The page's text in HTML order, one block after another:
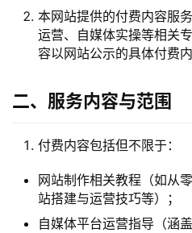
本网站提供的付费内容服
运营、自媒体实操等相关
容以网站公示的具体付费内
二、服务内容与范围
付费内容包括但不限于：
网站制作相关教程（如从
站搭建与运营技巧等）；
自媒体平台运营指导（涵